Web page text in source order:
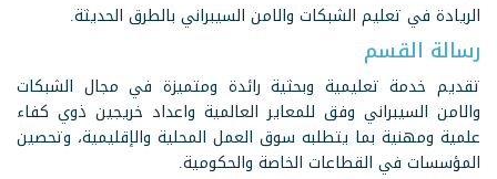
الريادة في تعليم الشبكات والامن السيبراني بالطرق الحديثة.
رسالة القسم
تقديم خدمة تعليمية وبحثية رائدة ومتميزة في مجال الشبكات
والامن السيبراني وفق للمعاير العالمية واعداد خريجين ذوي كفاء
علمية ومهنية بما يتطلبه سوق العمل المحلية والإقليمية، وتحصين
المؤسسات في القطاعات الخاصة والحكومية.